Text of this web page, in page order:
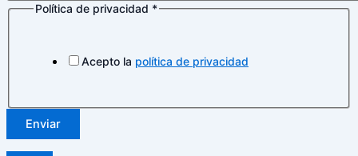
Política de privacidad *
Acepto la política de privacidad
Enviar